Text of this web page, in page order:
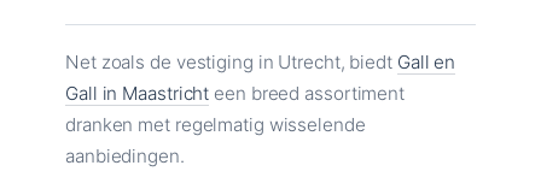
Net zoals de vestiging in Utrecht, biedt Gall en
Gall in Maastricht een breed assortiment
dranken met regelmatig wisselende
aanbiedingen.